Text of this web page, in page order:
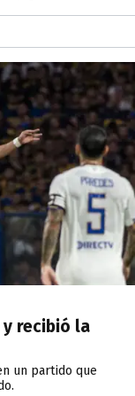
recibió la
un partido que